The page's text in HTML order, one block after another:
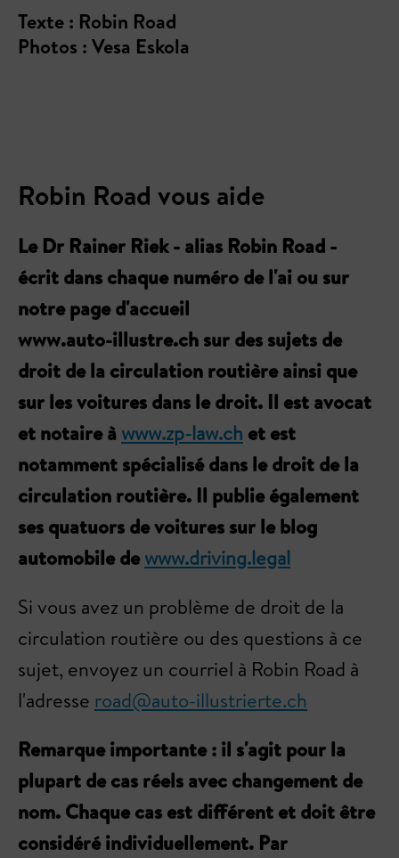
Texte : Robin Road
Photos : Vesa Eskola
Robin Road vous aide
Le Dr Rainer Riek - alias Robin Road -
écrit dans chaque numéro de l'ai ou sur
notre page d'accueil
www.auto-illustre.ch sur des sujets de
droit de la circulation routière ainsi que
sur les voitures dans le droit. Il est avocat
et notaire à www.zp-law.ch et est
notamment spécialisé dans le droit de la
circulation routière. Il publie également
ses quatuors de voitures sur le blog
automobile dewww.driving.legal
Si vous avez un problème de droit de la
circulation routière ou des questions à ce
sujet, envoyez un courriel à Robin Road à
l'adresse road@auto-illustrierte.ch
Remarque importante : il s'agit pour la
plupart de cas réels avec changement de
nom. Chaque cas est différent et doit être
considéré individuellement. Par